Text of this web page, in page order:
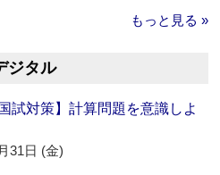
もっと見る »
ジタル
試対策】計算問題を意識しよ
31日 (金)